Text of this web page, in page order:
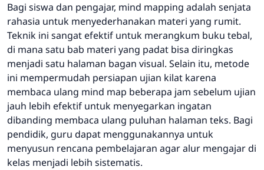
Bagi siswa dan pengajar, mind mapping adalah senjata
rahasia untuk menyederhanakan materi yang rumit.
Teknik ini sangat efektif untuk merangkum buku tebal,
di mana satu bab materi yang padat bisa diringkas
menjadi satu halaman bagan visual. Selain itu, metode
ini mempermudah persiapan ujian kilat karena
membaca ulang mind map beberapa jam sebelum ujian
jauh lebih efektif untuk menyegarkan ingatan
dibanding membaca ulang puluhan halaman teks. Bagi
pendidik, guru dapat menggunakannya untuk
menyusun rencana pembelajaran agar alur mengajar di
kelas menjadi lebih sistematis.